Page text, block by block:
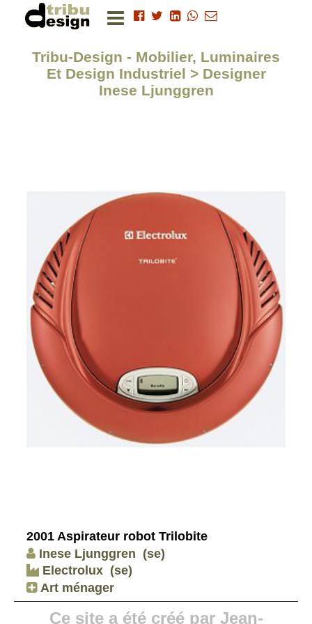
Tribu-Design - Mobilier, Luminaires
Et Design Industriel > Designer
Inese Ljunggren
2001 Aspirateur robot Trilobite
Inese Ljunggren (se)
Electrolux (se)
Art ménager
Ce site a été créé par Jean-